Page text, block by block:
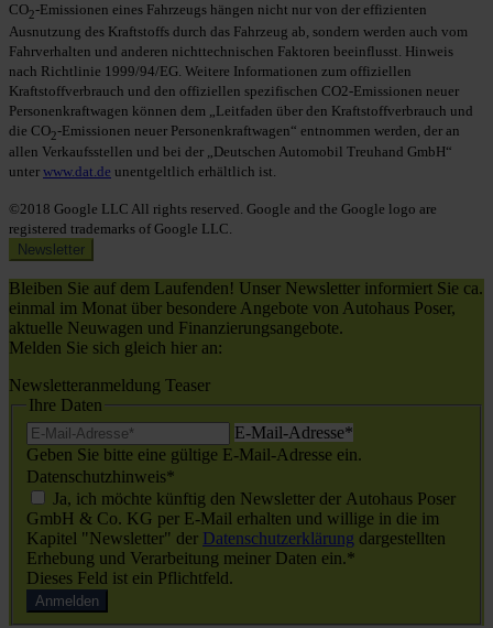
CO2-Emissionen eines Fahrzeugs hängen nicht nur von der effizienten
Ausnutzung des Kraftstoffs durch das Fahrzeug ab, sondern werden auch vom
Fahrverhalten und anderen nichttechnischen Faktoren beeinflusst. Hinweis
nach Richtlinie 1999/94/EG. Weitere Informationen zum offiziellen
Kraftstoffverbrauch und den offiziellen spezifischen CO2-Emissionen neuer
Personenkraftwagen können dem „Leitfaden über den Kraftstoffverbrauch und
die CO2-Emissionen neuer Personenkraftwagen“ entnommen werden, der an
allen Verkaufsstellen und bei der „Deutschen Automobil Treuhand GmbH“
unter www.dat.de unentgeltlich erhältlich ist.
©2018 Google LLC All rights reserved. Google and the Google logo are
registered trademarks of Google LLC.
Newsletter
Bleiben Sie auf dem Laufenden! Unser Newsletter informiert Sie ca.
einmal im Monat über besondere Angebote von Autohaus Poser,
aktuelle Neuwagen und Finanzierungsangebote.
Melden Sie sich gleich hier an:
Newsletteranmeldung Teaser
Ihre Daten
E-Mail-Adresse*
Geben Sie bitte eine gültige E-Mail-Adresse ein.
Datenschutzhinweis*
Ja, ich möchte künftig den Newsletter der Autohaus Poser
GmbH & Co. KG per E-Mail erhalten und willige in die im
Kapitel "Newsletter" der Datenschutzerklärung dargestellten
Erhebung und Verarbeitung meiner Daten ein.*
Dieses Feld ist ein Pflichtfeld.
Anmelden